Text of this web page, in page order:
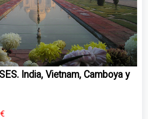
India, Vietnam, Camboya y